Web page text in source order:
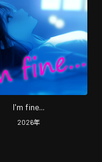
I'm fine...
2026年